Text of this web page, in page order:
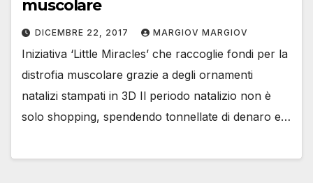
muscolare
DICEMBRE 22, 2017 MARGIOV MARGIOV
Iniziativa ‘Little Miracles’ che raccoglie fondi per la
distrofia muscolare grazie a degli ornamenti
natalizi stampati in 3D Il periodo natalizio non è
solo shopping, spendendo tonnellate di denaro e…